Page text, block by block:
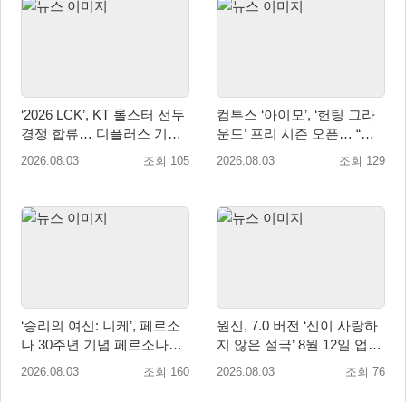
‘2026 LCK’, KT 롤스터 선두
경쟁 합류… 디플러스 기아
상승세 지속
2026.08.03 조회 105
컴투스 ‘아이모’, ‘헌팅 그라
운드’ 프리 시즌 오픈… “전
서버 유저가 한 전장에!”
2026.08.03 조회 129
‘승리의 여신: 니케’, 페르소
나 30주년 기념 페르소나
3·4·5 콜라보 진행
2026.08.03 조회 160
원신, 7.0 버전 ‘신이 사랑하
지 않은 설국’ 8월 12일 업데
이트
2026.08.03 조회 76